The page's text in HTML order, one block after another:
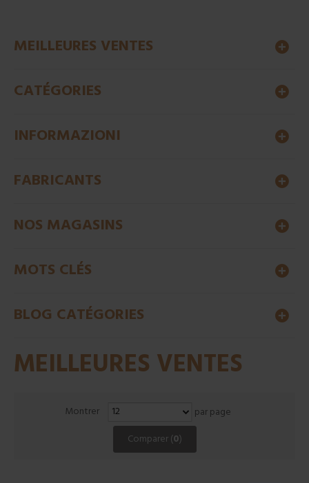
MEILLEURES VENTES
CATÉGORIES
INFORMAZIONI
FABRICANTS
NOS MAGASINS
MOTS CLÉS
BLOG CATÉGORIES
MEILLEURES VENTES
Montrer
par page
Comparer (0)